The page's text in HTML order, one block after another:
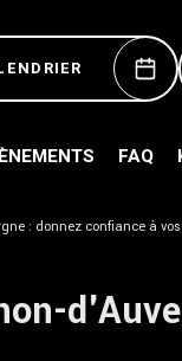
FAQ
: donnez confiance à